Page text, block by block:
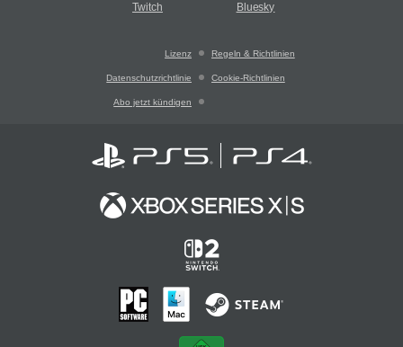
Twitch Bluesky
Lizenz Regeln & Richtlinien
Datenschutzrichtlinie Cookie-Richtlinien
Abo jetzt kündigen